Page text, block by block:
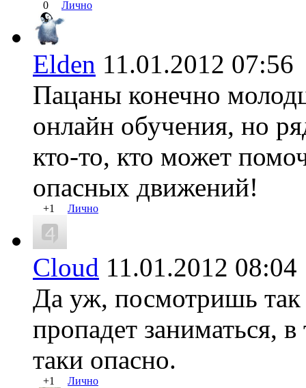
0 Лично
Elden 11.01.2012
Пацаны конечно
онлайн обучения, но
кто-то, кто может
опасных движений!
+1 Лично
Cloud 11.01.2012
Да уж, посмотришь так
пропадет заниматься,
таки опасно.
+1 Лично